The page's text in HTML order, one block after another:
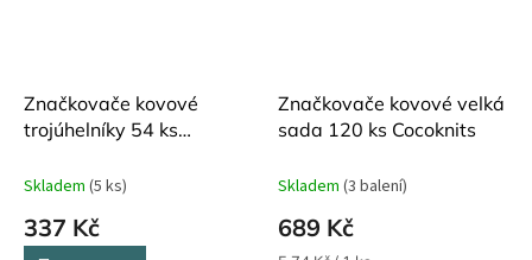
Značkovače kovové
trojúhelníky 54 ks
Skladem (5 ks)
337 Kč
Značkovače kovové velká
sada 120 ks Cocoknits
Skladem (3 balení)
689 Kč